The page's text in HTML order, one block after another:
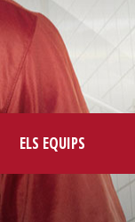
ELS EQUIPS